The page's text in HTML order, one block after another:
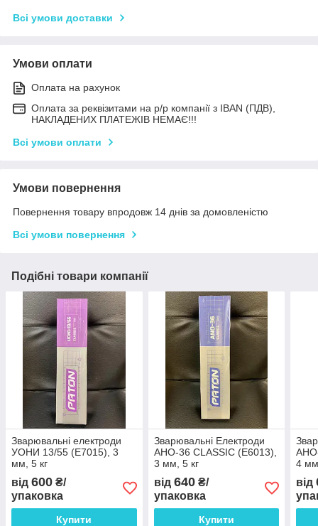
Всі умови доставки
Умови оплати
Оплата на рахунок
Оплата за реквізитами на р/р компанії з IBAN (ПДВ),
НАКЛАДЕНИХ ПЛАТЕЖІВ НЕМАЄ!!!
Всі умови оплати
Умови повернення
Повернення товару впродовж 14 днів за домовленістю
Всі умови повернення
Подібні товари компанії
Зварювальні електроди
УОНИ 13/55 (E7015), 3
мм, 5 кг
від 600 ₴/
упаковка
Купити
Зварювальні Електроди
АНО-36 CLASSIC (E6013),
3 мм, 5 кг
від 640₴/
упаковка
Купити
4
від